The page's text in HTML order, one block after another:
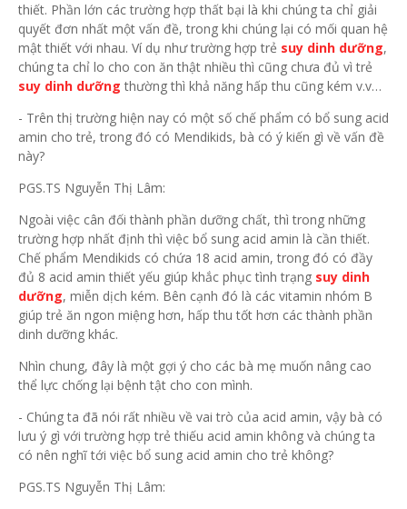
thiết. Phần lớn các trường hợp thất bại là khi chúng ta chỉ giải
quyết đơn nhất một vấn đề, trong khi chúng lại có mối quan hệ
mật thiết với nhau. Ví dụ như trường hợp trẻ suy dinh dưỡng,
chúng ta chỉ lo cho con ăn thật nhiều thì cũng chưa đủ vì trẻ
suy dinh dưỡng thường thì khả năng hấp thu cũng kém v.v…
- Trên thị trường hiện nay có một số chế phẩm có bổ sung acid
amin cho trẻ, trong đó có Mendikids, bà có ý kiến gì về vấn đề
này?
PGS.TS Nguyễn Thị Lâm:
Ngoài việc cân đối thành phần dưỡng chất, thì trong những
trường hợp nhất định thì việc bổ sung acid amin là cần thiết.
Chế phẩm Mendikids có chứa 18 acid amin, trong đó có đầy
đủ 8 acid amin thiết yếu giúp khắc phục tình trạng suy dinh
dưỡng, miễn dịch kém. Bên cạnh đó là các vitamin nhóm B
giúp trẻ ăn ngon miệng hơn, hấp thu tốt hơn các thành phần
dinh dưỡng khác.
Nhìn chung, đây là một gợi ý cho các bà mẹ muốn nâng cao
thể lực chống lại bệnh tật cho con mình.
- Chúng ta đã nói rất nhiều về vai trò của acid amin, vậy bà có
lưu ý gì với trường hợp trẻ thiếu acid amin không và chúng ta
có nên nghĩ tới việc bổ sung acid amin cho trẻ không?
PGS.TS Nguyễn Thị Lâm: